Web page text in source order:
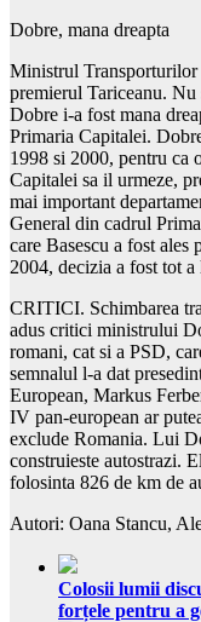
Dobre, mana dreapta
Ministrul Transporturilor
premierul Tariceanu. Nu
Dobre i-a fost mana
Primaria Capitalei.
1998 si 2000, pentru ca
Capitalei sa il urmeze,
mai important
General din cadrul
care Basescu a fost
2004, decizia a fost tot a
CRITICI. Schimbarea
adus critici ministrului
romani, cat si a PSD,
semnalul l-a dat
European, Markus
IV pan-european ar
exclude Romania. Lui
construieste autostrazi.
folosinta 826 de km de
Autori: Oana Stancu,
Colosii lumii
forțele pentru a